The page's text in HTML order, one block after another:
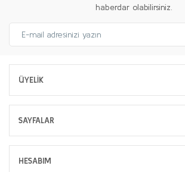
haberdar olabilirsiniz.
ÜYELİK
SAYFALAR
HESABIM